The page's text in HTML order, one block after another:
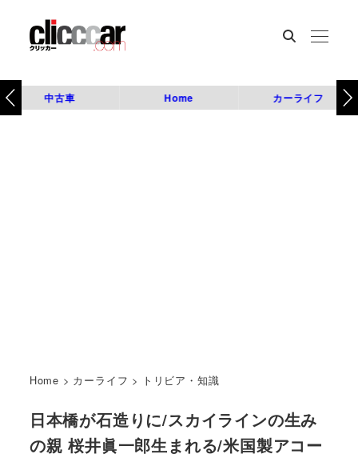
中古車 Home カーライフ
Home > カーライフ > トリビア・知識
日本橋が石造りに/スカイラインの生み
の親 桜井眞一郎生まれる/米国製アコー